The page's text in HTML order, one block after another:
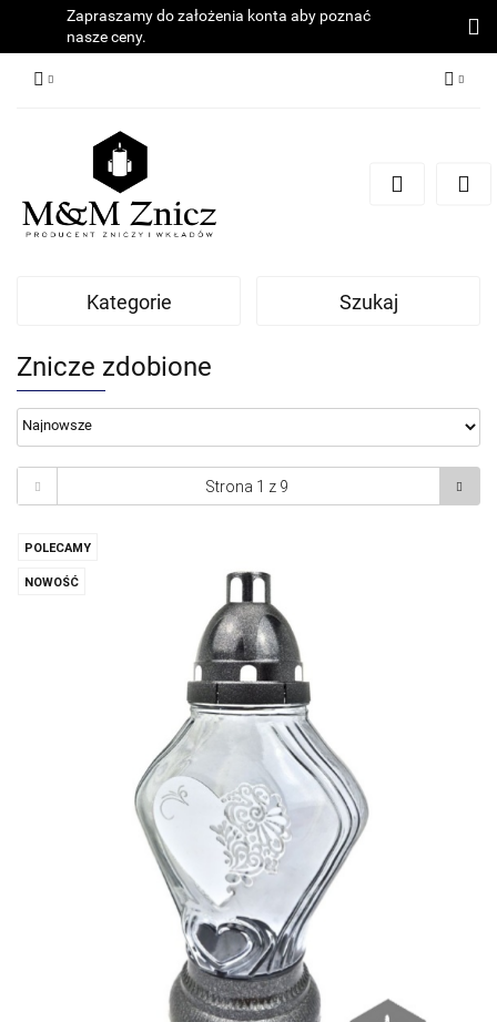
Zapraszamy do założenia konta aby poznać
nasze ceny.
Kategorie Szukaj
Znicze zdobione
POLECAMY
NOWOŚĆ